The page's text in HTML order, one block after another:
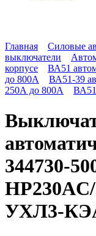
Главная
Силовые
выключатели
корпусе
ВА51
до 800А
ВА51-39
250А до 800А
344730-
УХЛ3-